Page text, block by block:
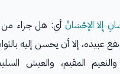
إِلا الإحْسَانُ أي: هل جزاء
عبيده، إلا أن يحسن إليه
والنعيم المقيم، والعيش